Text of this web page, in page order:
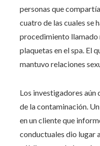
personas que
cuatro de las cuales se
procedimiento llamado
plaquetas en el spa. El
mantuvo relaciones
Los investigadores aún
de la contaminación.
en un cliente que
conductuales dio lugar